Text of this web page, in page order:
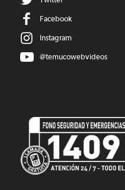
Facebook
Instagram
@temucowebvideos